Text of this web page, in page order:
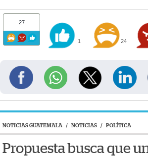
27
1 24
NOTICIAS GUATEMALA / NOTICIAS / POLÍTICA
Propuesta busca que